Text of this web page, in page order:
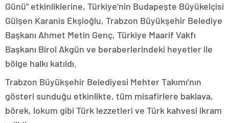
Günü” etkinliklerine, Türkiye’nin Budapeşte Büyükelçisi
Gülşen Karanis Ekşioğlu, Trabzon Büyükşehir Belediye
Başkanı Ahmet Metin Genç, Türkiye Maarif Vakfı
Başkanı Birol Akgün ve beraberlerindeki heyetler ile
bölge halkı katıldı.
Trabzon Büyükşehir Belediyesi Mehter Takımı’nın
gösteri sunduğu etkinlikte, tüm misafirlere baklava,
börek, lokum gibi Türk lezzetleri ve Türk kahvesi ikram